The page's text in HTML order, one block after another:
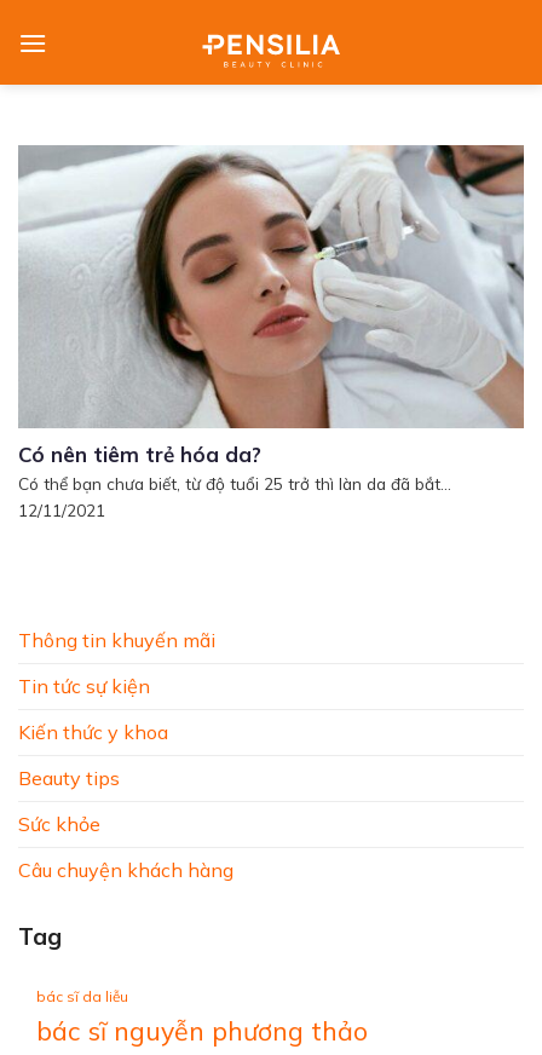
Thông tin khuyến mãi
Tin tức sự kiện
Kiến thức y khoa
Beauty tips
Sức khỏe
Câu chuyện khách hàng
Tag
bác sĩ da liễu
bác sĩ nguyễn phương thảo
Có nên tiêm trẻ hóa da?
Có thể bạn chưa biết, từ độ tuổi 25 trở thì làn da đã bắt...
12/11/2021